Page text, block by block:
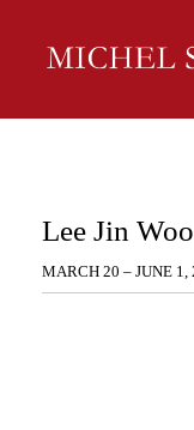
Lee Jin Woo
MARCH 20 – JUNE 1,